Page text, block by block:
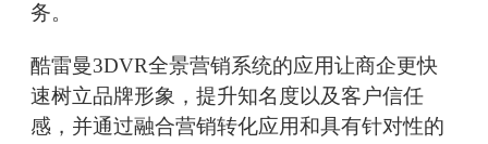
务。
酷雷曼3DVR全景营销系统的应用让商企更快
速树立品牌形象，提升知名度以及客户信任
感，并通过融合营销转化应用和具有针对性的